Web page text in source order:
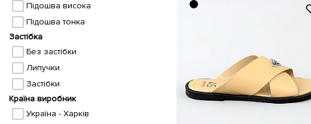
Підошва висока
Підошва тонка
Застібка
Без застібки
Липучки
Застібки
Країна виробник
Україна - Харків